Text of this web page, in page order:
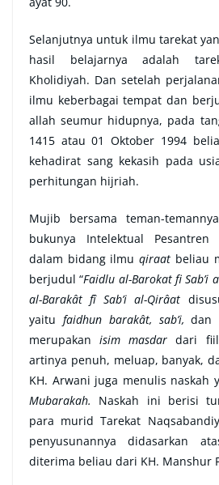
Selanjutnya untuk ilmu tarekat
hasil belajarnya adalah
Kholidiyah. Dan setelah
ilmu keberbagai tempat dan
allah seumur hidupnya, pada
1415 atau 01 Oktober 1994
kehadirat sang kekasih pada
perhitungan hijriah.
Mujib bersama teman-
bukunya Intelektual
dalam bidang ilmuqiraat beliau
berjudul “Faidlu al-Barokat fi Sab’i
al-Barakât fî Sab’i al-Qirâat
yaitu faidhun barakât, sab’i,dan
merupakanisim masdardari
artinya penuh, meluap, banyak,
KH. Arwani juga menulis naskah
Mubarakah. Naskah ini berisi
para murid Tarekat
penyusunannya didasarkan
diterima beliau dari KH. Manshur